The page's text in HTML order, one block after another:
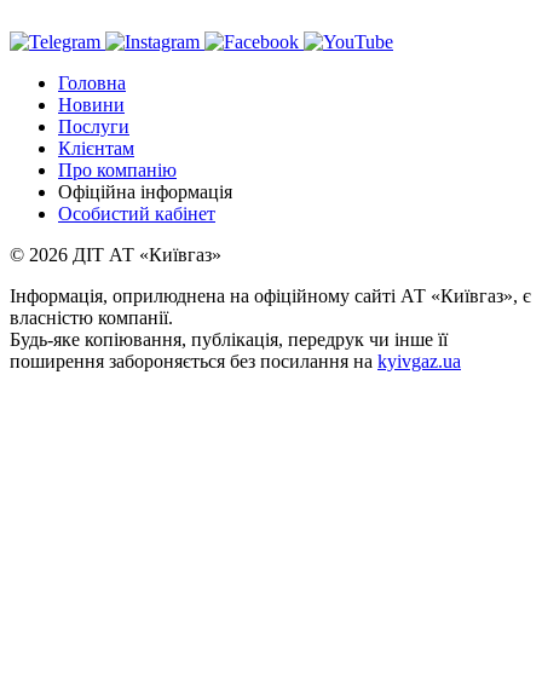
Головна
Новини
Послуги
Клієнтам
Про компанію
Офіційна інформація
Особистий кабінет
© 2026 ДІТ АТ «Київгаз»
Інформація, оприлюднена на офіційному сайті АТ «Київгаз», є
власністю компанії.
Будь-яке копiювання, публiкацiя, передрук чи інше її
поширення забороняється без посилання на kyivgaz.ua